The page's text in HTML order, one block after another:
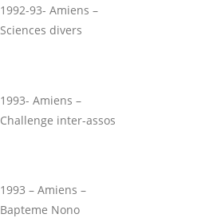
1992-93- Amiens –
Sciences divers
1993- Amiens –
Challenge inter-assos
1993 – Amiens –
Bapteme Nono